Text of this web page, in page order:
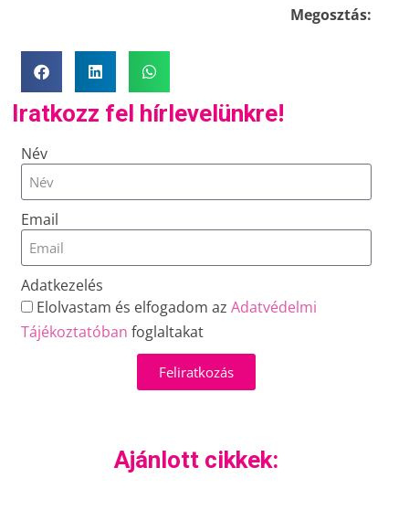
Megosztás:
Iratkozz fel hírlevelünkre!
Név
Email
Adatkezelés
Elolvastam és elfogadom azAdatvédelmi
Tájékoztatóban foglaltakat
Feliratkozás
Ajánlott cikkek: